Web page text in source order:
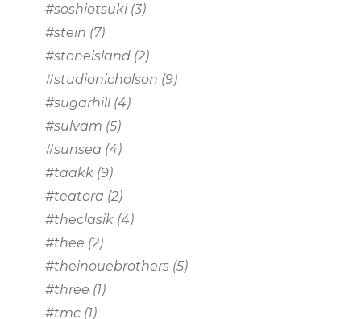
#soshiotsuki(3)
#stein (7)
#stoneisland (2)
#studionicholson (9)
#sugarhill (4)
#sulvam (5)
#sunsea (4)
#taakk (9)
#teatora (2)
#theclasik (4)
#thee (2)
#theinouebrothers (5)
#three (1)
#tmc (1)